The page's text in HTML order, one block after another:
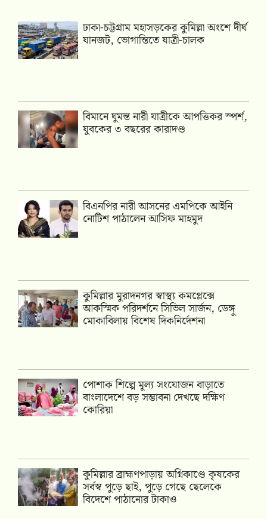
ঢাকা-চট্টগ্রাম মহাসড়কের কুমিল্লা অংশে দীর্ঘ
যানজট, ভোগান্তিতে যাত্রী-চালক
বিমানে ঘুমন্ত নারী যাত্রীকে আপত্তিকর স্পর্শ,
যুবকের ৩ বছরের কারাদণ্ড
বিএনপির নারী আসনের এমপিকে আইনি
নোটিশ পাঠালেন আসিফ মাহমুদ
কুমিল্লার মুরাদনগর স্বাস্থ্য কমপ্লেক্সে
আকস্মিক পরিদর্শনে সিভিল সার্জন, ডেঙ্গু
মোকাবিলায় বিশেষ দিকনির্দেশনা
পোশাক শিল্পে মূল্য সংযোজন বাড়াতে
বাংলাদেশে বড় সম্ভাবনা দেখছে দক্ষিণ
কোরিয়া
কুমিল্লার ব্রাহ্মণপাড়ায় অগ্নিকাণ্ডে কৃষকের
সর্বস্ব পুড়ে ছাই, পুড়ে গেছে ছেলেকে
বিদেশে পাঠানোর টাকাও